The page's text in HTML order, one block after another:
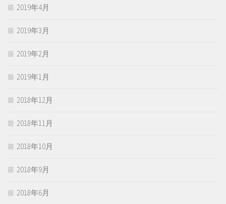
2019年4月
2019年3月
2019年2月
2019年1月
2018年12月
2018年11月
2018年10月
2018年9月
2018年6月